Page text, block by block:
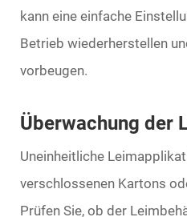
kann eine einfache
Betrieb wiederherstellen
vorbeugen.
Überwachung der
Uneinheitliche
verschlossenen Kartons
Prüfen Sie, ob der